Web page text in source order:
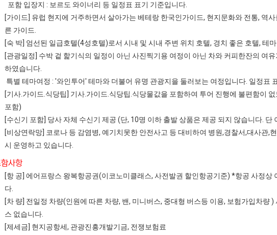
포함 입장지 : 보르도 와이너리 등 일정표 표기 기준입니다.
[가이드] 유럽 현지에 거주하면서 살아가는 베테랑 한국인가이드, 현지문화와 전통, 역
른 가이드.
[숙 박] 엄선된 일급호텔(4성호텔)로서 시내 및 시내 주변 위치 호텔, 경치 좋은 호텔, 테
[관광일정] 수박 겉 핥기식의 일정이 아닌 사진찍기용 여정이 아닌 차와 커피한잔의 여
하였습니다.
특별 테마여정 : '와인투어' 테마와 더불어 유명 관광지을 둘러보는 여정입니다. 일정표
[기사.가이드.식당팁] 기사.가이드.식당팁.식당물값을 포함하여 투어 진행에 불편함이
포함)
[수신기 포함] 당사 자체 수신기 제공 (단, 10명 이하 출발 상품은 제공 되지 않습니다. 단
[비상연락망] 코로나 등 감염병, 예기치못한 안전사고 등 대비하여 병원,경찰서,대사관,
시 운영하고 있습니다.
사항
[항 공] 에어프랑스 왕복항공권(이코노미클래스, 사전발권 할인항공기준) *항공 사정상
다.
[차 량] 전일정 차량(인원에 따른 차량, 밴, 미니버스, 중대형 버스등 이용, 보험가입차량
스 없습니다.
[제세금] 현지공항세, 관광진흥개발기금, 전쟁보험료